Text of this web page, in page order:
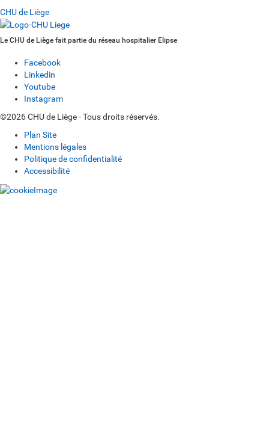
CHU de Liège
Le CHU de Liège fait partie du réseau hospitalier Elipse
Facebook
Linkedin
Youtube
Instagram
©2026 CHU de Liège - Tous droits réservés.
Plan Site
Mentions légales
Politique de confidentialité
Accessibilité